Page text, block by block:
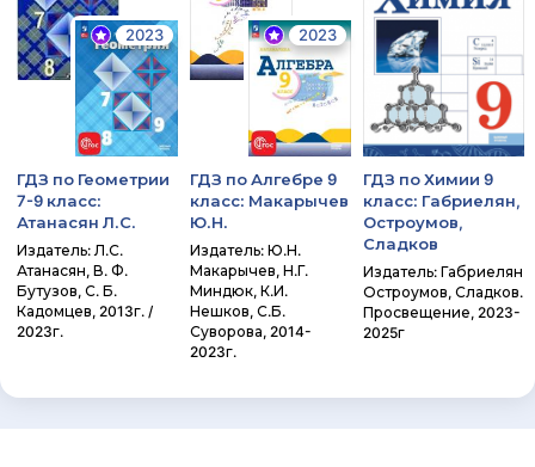
2023
ГДЗ по Геометрии
7-9 класс:
Атанасян Л.С.
Издатель: Л.С.
Атанасян, В. Ф.
Бутузов, С. Б.
Кадомцев, 2013г. /
2023г.
2023
ГДЗ по Алгебре 9
класс: Макарычев
Ю.Н.
Издатель: Ю.Н.
Макарычев, Н.Г.
Миндюк, К.И.
Нешков, С.Б.
Суворова, 2014-
2023г.
ГДЗ по Химии 9
класс: Габриелян,
Остроумов,
Сладков
Издатель: Габриелян
Остроумов, Сладков.
Просвещение, 2023-
2025г